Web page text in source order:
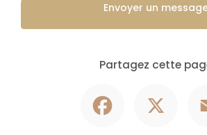
Envoyer un
Partagez cette